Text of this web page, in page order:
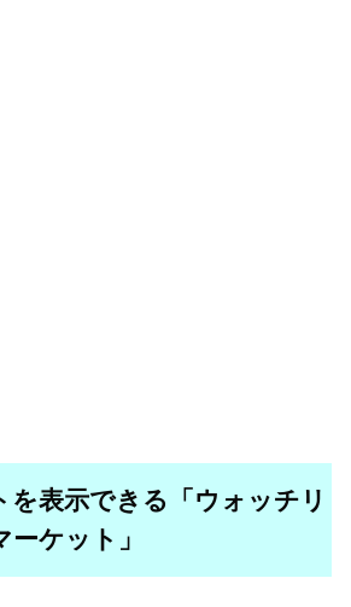
を表示できる「ウォッチリ
ケット」